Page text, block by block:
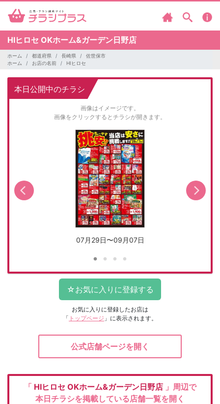
HIヒロセ OKホーム&ガーデン日野店
ホーム 都道府県 長崎県
佐世保市
ホーム
お店の名前 HIヒロセ
本日公開中のチラシ
画像はイメージです。
画像をクリックするとチラシが開きます。
07月29日〜09月07日
お気に入りに登録したお店は
「 トップページ 」に表示されます。
公式店舗ページを開く
「 HIヒロセ OKホーム&ガーデン日野店 」周辺で
本日チラシを掲載している店舗一覧を開く